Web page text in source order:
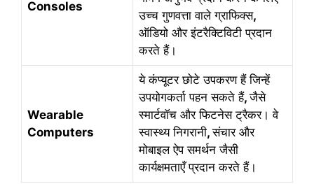
Consoles
उच्च गुणवत्ता वाले ग्राफिक्स,
ऑडियो और इंटरैक्टिविटी प्रदान
करते हैं।
Wearable
Computers
ये कंप्यूटर छोटे उपकरण हैं जिन्हें
उपयोगकर्ता पहन सकते हैं,जैसे
स्मार्टवॉच और फिटनेस ट्रैकर। वे
स्वास्थ्य निगरानी,​​संचार और
मोबाइल ऐप समर्थन जैसी
कार्यक्षमताएँ प्रदान करते हैं।